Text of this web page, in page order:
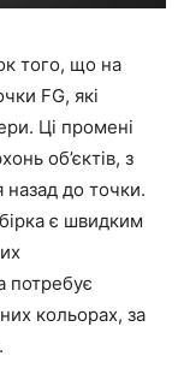
того, що на
FG, які
Ці промені
об’єктів, з
назад до точки.
є швидким
потребує
кольорах, за